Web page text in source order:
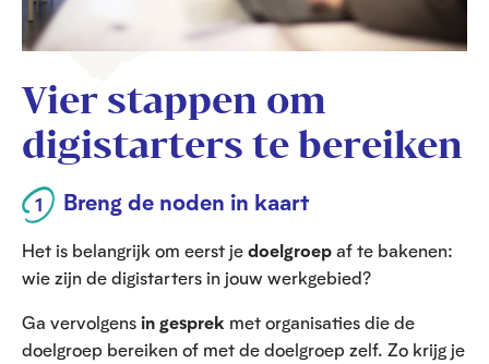
Vier stappen om
digistarters te bereiken
Breng de noden in kaart
Het is belangrijk om eerst jedoelgroepaf te bakenen:
wie zijn de digistarters in jouw werkgebied?
Ga vervolgensin gesprek met organisaties die de
doelgroep bereiken of met de doelgroep zelf. Zo krijg je